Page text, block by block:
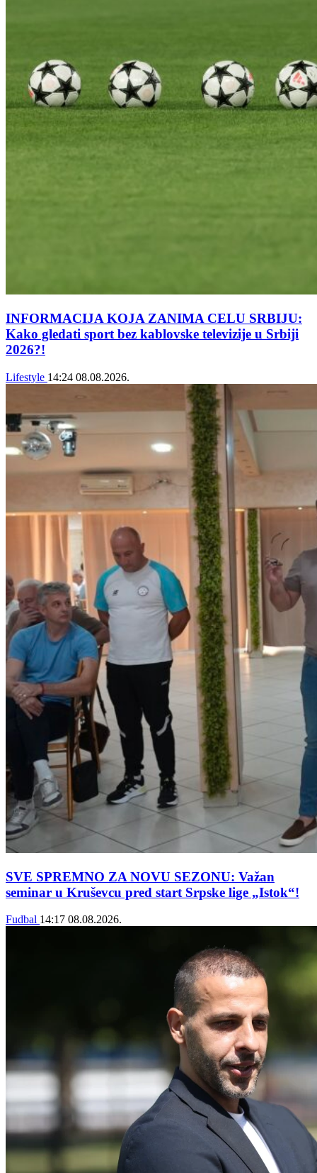
INFORMACIJA KOJA ZANIMA CELU SRBIJU:
Kako gledati sport bez kablovske televizije u Srbiji
2026?!
Lifestyle 14:24 08.08.2026.
SVE SPREMNO ZA NOVU SEZONU: Važan
seminar u Kruševcu pred start Srpske lige „Istok“!
Fudbal 14:17 08.08.2026.